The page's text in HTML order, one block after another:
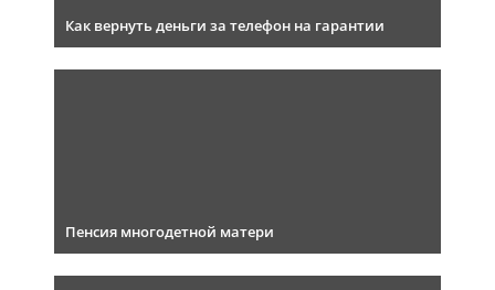
Как вернуть деньги за телефон на гарантии
Пенсия многодетной матери